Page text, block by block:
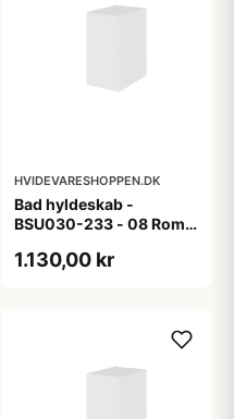
HVIDEVARESHOPPEN.DK
Bad hyldeskab -
BSU030-233 - 08 Roma
1.130,00 kr